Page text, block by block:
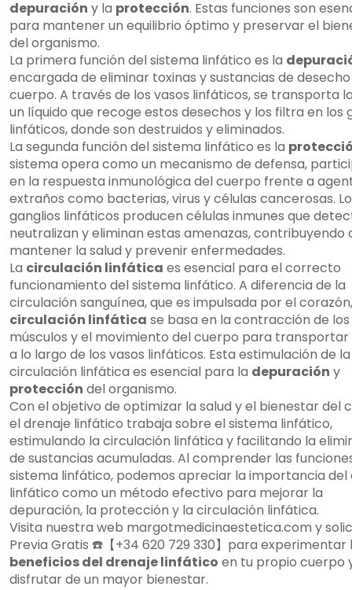
depuración y la protección. Estas funciones son
para mantener un equilibrio óptimo y preservar el
del organismo.
La primera función del sistema linfático es la
encargada de eliminar toxinas y sustancias de
cuerpo. A través de los vasos linfáticos, se transporta
un líquido que recoge estos desechos y los filtra en los
linfáticos, donde son destruidos y eliminados.
La segunda función del sistema linfático es la
sistema opera como un mecanismo de defensa,
en la respuesta inmunológica del cuerpo frente a
extraños como bacterias, virus y células cancerosas.
ganglios linfáticos producen células inmunes que
neutralizan y eliminan estas amenazas, contribuyendo
mantener la salud y prevenir enfermedades.
La circulación linfática es esencial para el correcto
funcionamiento del sistema linfático. A diferencia de la
circulación sanguínea, que es impulsada por el
circulación linfática se basa en la contracción de los
músculos y el movimiento del cuerpo para transportar
a lo largo de los vasos linfáticos. Esta estimulación de la
circulación linfática es esencial para la depuración y
protección del organismo.
Con el objetivo de optimizar la salud y el bienestar del
el drenaje linfático trabaja sobre el sistema linfático,
estimulando la circulación linfática y facilitando la
de sustancias acumuladas. Al comprender las
sistema linfático, podemos apreciar la importancia del
linfático como un método efectivo para mejorar la
depuración, la protección y la circulación linfática.
Visita nuestra web margotmedicinaestetica.com y
Previa Gratis ☎️【+34 620 729 330】para experimentar
beneficios del drenaje linfático en tu propio cuerpo
disfrutar de un mayor bienestar.